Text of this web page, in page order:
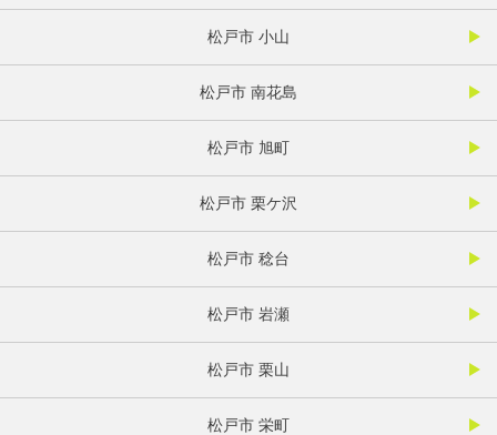
松戸市 小山
松戸市 南花島
松戸市 旭町
松戸市 栗ケ沢
松戸市 稔台
松戸市 岩瀬
松戸市 栗山
松戸市 栄町